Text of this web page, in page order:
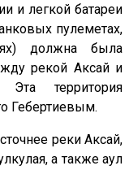
и легкой батареи
пулеметах,
должна была
рекой Аксай и
Эта территория
Гебертиевым.
реки Аксай,
а также аул